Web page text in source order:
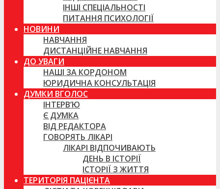
ІНШІ СПЕЦІАЛЬНОСТІ
ПИТАННЯ ПСИХОЛОГІЇ
НОВИНИ
НАВЧАННЯ
ДИСТАНЦІЙНЕ НАВЧАННЯ
ДО УВАГИ
НАШІ ЗА КОРДОНОМ
ЮРИДИЧНА КОНСУЛЬТАЦІЯ
ДУМКИ ВГОЛОС
ІНТЕРВ’Ю
Є ДУМКА
ВІД РЕДАКТОРА
ГОВОРЯТЬ ЛІКАРІ
ЛІКАРІ ВІДПОЧИВАЮТЬ
ДЕНЬ В ІСТОРІЇ
ІСТОРІЇ З ЖИТТЯ
ТЕРИТОРІЯ ПАЦІЄНТА